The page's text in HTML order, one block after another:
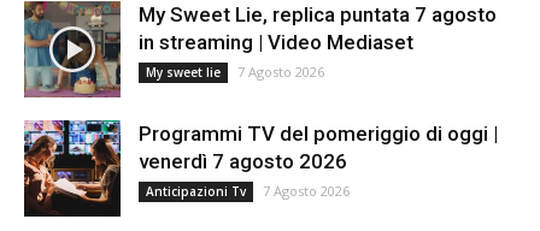
My Sweet Lie, replica puntata 7 agosto
in streaming | Video Mediaset
My sweet lie 7 Agosto 2026
Programmi TV del pomeriggio di oggi |
venerdì 7 agosto 2026
Anticipazioni Tv 7 Agosto 2026